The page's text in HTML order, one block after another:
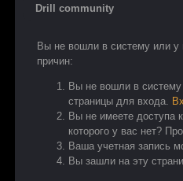
Drill community
Вы не вошли в систему или у
причин:
Вы не вошли в систему
страницы для входа.
Вы не имеете доступа
которого у вас нет?
Ваша учетная запись
Вы зашли на эту